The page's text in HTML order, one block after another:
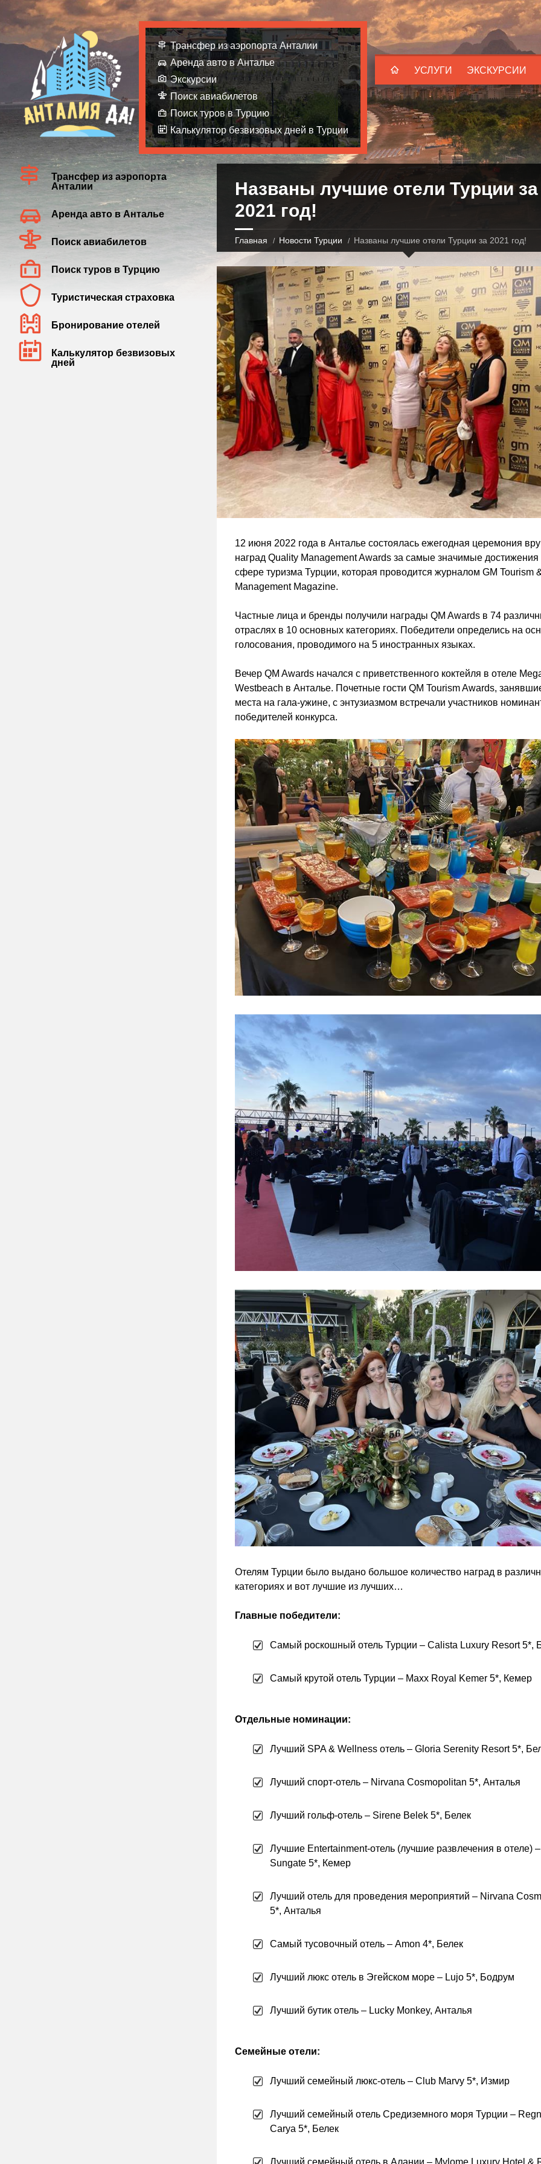
УСЛУГИ ЭКСКУРСИИ
Трансфер из аэропорта Анталии
Аренда авто в Анталье
Экскурсии
Поиск авиабилетов
Поиск туров в Турцию
Калькулятор безвизовых дней в Турции
Названы лучшие отели Турции за
2021 год!
Главная Новости Турции Названы лучшие отели Турции за 2021 год!
12 июня 2022 года в Анталье состоялась ежегодная церемония
наград Quality Management Awards за самые значимые достижения
сфере туризма Турции, которая проводится журналом GM Tourism
Management Magazine.
Частные лица и бренды получили награды QM Awards в 74
отраслях в 10 основных категориях. Победители определись на
голосования, проводимого на 5 иностранных языках.
Вечер QM Awards начался с приветственного коктейля в отеле
Westbeach в Анталье. Почетные гости QM Tourism Awards,
места на гала-ужине, с энтузиазмом встречали участников
победителей конкурса.
Отелям Турции было выдано большое количество наград в
категориях и вот лучшие из лучших…
Главные победители:
Самый роскошный отель Турции – Calista Luxury Resort 5*,
Самый крутой отель Турции – Maxx Royal Kemer 5*, Кемер
Отдельные номинации:
Лучший SPA & Wellness отель – Gloria Serenity Resort 5*,
Лучший спорт-отель – Nirvana Cosmopolitan 5*, Анталья
Лучший гольф-отель – Sirene Belek 5*, Белек
Лучшие Entertainment-отель (лучшие развлечения в отеле)
Sungate 5*, Кемер
Лучший отель для проведения мероприятий – Nirvana
5*, Анталья
Самый тусовочный отель – Amon 4*, Белек
Лучший люкс отель в Эгейском море – Lujo 5*, Бодрум
Лучший бутик отель – Lucky Monkey, Анталья
Семейные отели:
Лучший семейный люкс-отель – Club Marvy 5*, Измир
Лучший семейный отель Средиземного моря Турции –
Carya 5*, Белек
Трансфер из аэропорта
Анталии
Аренда авто в Анталье
Поиск авиабилетов
Поиск туров в Турцию
Туристическая страховка
Бронирование отелей
Калькулятор безвизовых
дней